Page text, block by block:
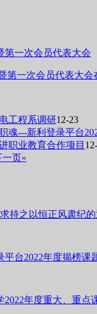
第一次会员代表大会
第一次会员代表大
工程系调研12-23
魂---新利登录平台
职业教育合作项目
一页»
持之以恒正风肃纪
台2022年度揭榜课
年度重大、重点